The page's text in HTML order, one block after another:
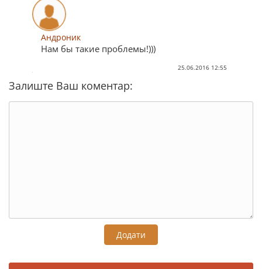
Андроник
Нам бы такие проблемы!)))
25.06.2016 12:55
Залиште Ваш коментар:
Додати